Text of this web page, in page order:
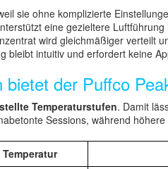
sie ohne komplizierte
eine gezieltere Luftführung
wird gleichmäßiger verteilt
bleibt intuitiv und erfordert keine
der Puffco
Temperaturstufen. Damit
Sessions, während
Temperatur